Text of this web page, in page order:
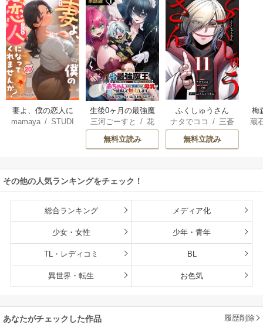
妻よ、僕の恋人に
なってくれません
mamaya /STUDI
生後0ヶ月の最強魔
王 食べるだけ強
くなるチート能力
持ち転生者だけど
雄たちの母乳で成
長して無双します
三河ごーすと /花
房雪/マップ
無料立読み
ふくしゅうさん
ナタでココ / 三蒼
核/チームふくし
ゅうさん
無料立読み
梅
蔵
その他の人気ランキングをチェック！
総合ランキング メディア化
少女・女性 少年・青年
TL・レディコミ BL
異世界・転生 お色気
あなたがチェックした作品 履歴削除